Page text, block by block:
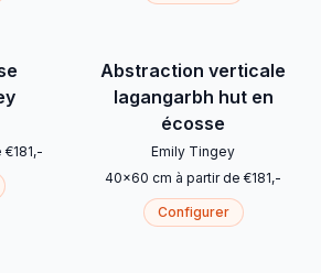
€181,-
Abstraction verticale
lagangarbh hut en
écosse
Emily Tingey
40x60 cm à partir de €181,-
Configurer